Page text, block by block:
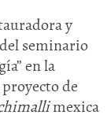
y
seminario
en la
de
mexica